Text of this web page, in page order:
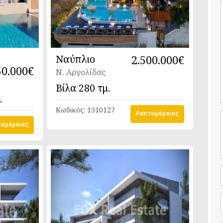
Ναύπλιο 2.500.000€
Ν. Αργολίδας
Βίλα 280 τμ.
Κωδικός: 1510127 Λεπτομέρειες